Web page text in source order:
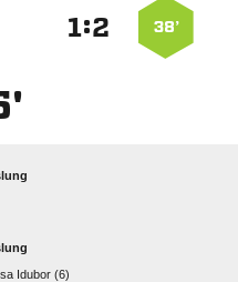
38’
:
 